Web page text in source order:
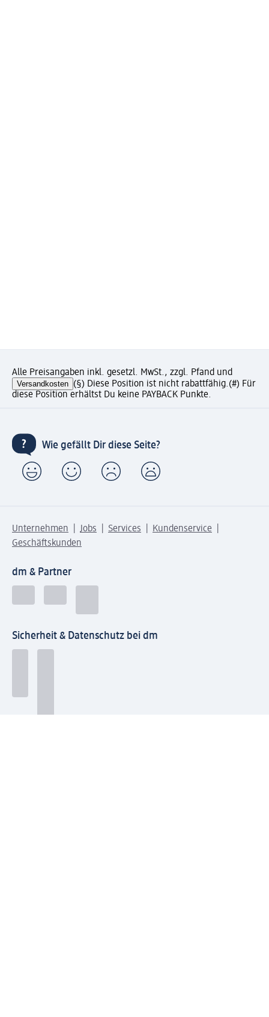
Alle Preisangaben inkl. gesetzl. MwSt., zzgl. Pfand und
Versandkosten (§) Diese Position ist nicht rabattfähig.(#) Für
diese Position erhältst Du keine PAYBACK Punkte.
Wie gefällt Dir diese Seite?
Unternehmen Jobs Services
Kundenservice
Geschäftskunden
dm & Partner
Sicherheit & Datenschutz bei dm